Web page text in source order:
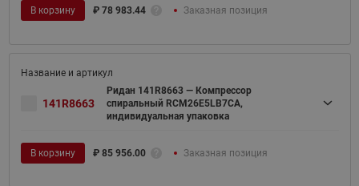
В корзину ₽ 78 983.44 Заказная позиция
141R8663
Ридан 141R8663 — Компрессор
спиральный RCM26E5LB7CA,
индивидуальная упаковка
В корзину ₽ 85 956.00 Заказная позиция